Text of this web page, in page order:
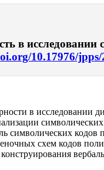
в
10.17976/jpps/
в
символических
схем кодов